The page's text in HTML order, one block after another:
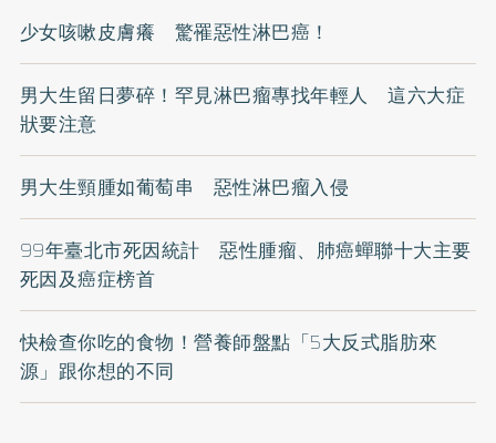
少女咳嗽皮膚癢 驚罹惡性淋巴癌！
男大生留日夢碎！罕見淋巴瘤專找年輕人 這六大症
狀要注意
男大生頸腫如葡萄串 惡性淋巴瘤入侵
99年臺北市死因統計 惡性腫瘤、肺癌蟬聯十大主要
死因及癌症榜首
快檢查你吃的食物！營養師盤點「5大反式脂肪來
源」跟你想的不同